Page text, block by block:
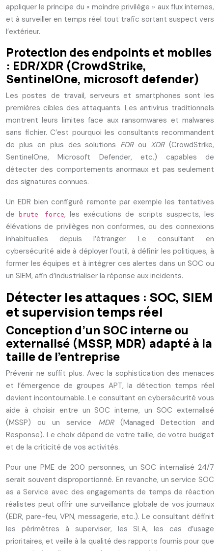
appliquer le principe du « moindre privilège » aux flux internes,
et à surveiller en temps réel tout trafic sortant suspect vers
l’extérieur.
Protection des endpoints et mobiles
: EDR/XDR (CrowdStrike,
SentinelOne, microsoft defender)
Les postes de travail, serveurs et smartphones sont les
premières cibles des attaquants. Les antivirus traditionnels
montrent leurs limites face aux ransomwares et malwares
sans fichier. C’est pourquoi les consultants recommandent
de plus en plus des solutions EDRou XDR(CrowdStrike,
SentinelOne, Microsoft Defender, etc.) capables de
détecter des comportements anormaux et pas seulement
des signatures connues.
Un EDR bien configuré remonte par exemple les tentatives
de
brute force, les exécutions de scripts suspects, les
élévations de privilèges non conformes, ou des connexions
inhabituelles depuis l’étranger. Le consultant en
cybersécurité aide à déployer l’outil, à définir les politiques, à
former les équipes et à intégrer ces alertes dans un SOC ou
un SIEM, afin d’industrialiser la réponse aux incidents.
Détecter les attaques : SOC, SIEM
et supervision temps réel
Conception d’un SOC interne ou
externalisé (MSSP, MDR) adapté à la
taille de l’entreprise
Prévenir ne suffit plus. Avec la sophistication des menaces
et l’émergence de groupes APT, la détection temps réel
devient incontournable. Le consultant en cybersécurité vous
aide à choisir entre un SOC interne, un SOC externalisé
(MSSP) ou un service MDR(Managed Detection and
Response). Le choix dépend de votre taille, de votre budget
et de la criticité de vos activités.
Pour une PME de 200 personnes, un SOC internalisé 24/7
serait souvent disproportionné. En revanche, un service SOC
as a Service avec des engagements de temps de réaction
réalistes peut offrir une surveillance globale de vos journaux
(EDR, pare-feu, VPN, messagerie, etc.). Le consultant définit
les périmètres à superviser, les SLA, les cas d’usage
prioritaires, et veille à la qualité des rapports fournis pour que